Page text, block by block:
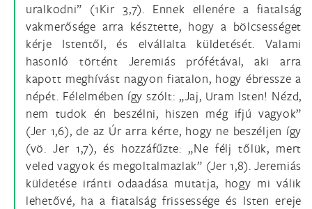
uralkodni” (1Kir 3,7). Ennek ellenére a fiatalság
vakmerősége arra késztette, hogy a bölcsességet
kérje Istentől, és elvállalta küldetését. Valami
hasonló történt Jeremiás prófétával, aki arra
kapott meghívást nagyon fiatalon, hogy ébressze a
népét. Félelmében így szólt: „Jaj, Uram Isten! Nézd,
nem tudok én beszélni, hiszen még ifjú vagyok”
(Jer 1,6), de az Úr arra kérte, hogy ne beszéljen így
(vö. Jer 1,7), és hozzáfűzte: „Ne félj tőlük, mert
veled vagyok és megoltalmazlak” (Jer 1,8). Jeremiás
küldetése iránti odaadása mutatja, hogy mi válik
lehetővé, ha a fiatalság frissessége és Isten ereje